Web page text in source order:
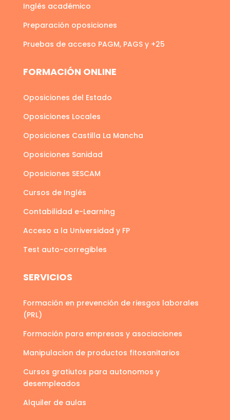
Inglés académico
Preparación oposiciones
Pruebas de acceso PAGM, PAGS y +25
FORMACIÓN ONLINE
Oposiciones del Estado
Oposiciones Locales
Oposiciones Castilla La Mancha
Oposiciones Sanidad
Oposiciones SESCAM
Cursos de Inglés
Contabilidad e-Learning
Acceso a la Universidad y FP
Test auto-corregibles
SERVICIOS
Formación en prevención de riesgos laborales
(PRL)
Formación para empresas y asociaciones
Manipulacion de productos fitosanitarios
Cursos gratiutos para autonomos y
desempleados
Alquiler de aulas